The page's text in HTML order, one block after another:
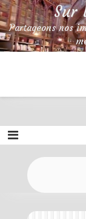
Skip
to
content
Sur
Partageons nos